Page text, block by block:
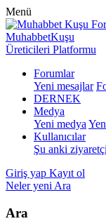
Menü
MuhabbetKuşu
Üreticileri Platformu
Forumlar
Yeni mesajlar
DERNEK
Medya
Yeni medya
Kullanıcılar
Şu anki
Giriş yap Kayıt ol
Neler yeni Ara
Ara